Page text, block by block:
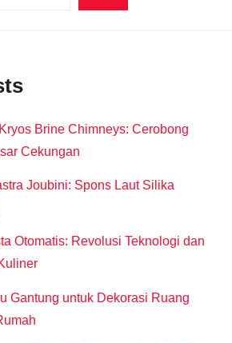
Brine Chimneys: Cerobong
Cekungan
Joubini: Spons Laut Silika
Otomatis: Revolusi Teknologi dan
Gantung untuk Dekorasi Ruang